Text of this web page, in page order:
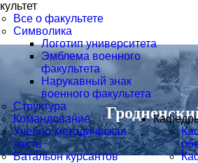
Все о факультете
Символика
Логотип университета
Эмблема военного
факультета
Нарукавный знак
военного факультета
Структура
Командование
Учебно-методическая
часть
Батальон курсантов